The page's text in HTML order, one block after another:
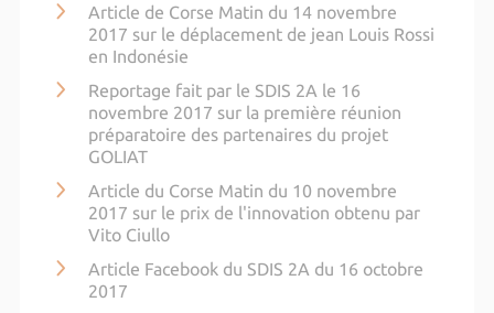
Article de Corse Matin du 14 novembre
2017 sur le déplacement de jean Louis Rossi
en Indonésie
Reportage fait par le SDIS 2A le 16
novembre 2017 sur la première réunion
préparatoire des partenaires du projet
GOLIAT
Article du Corse Matin du 10 novembre
2017 sur le prix de l'innovation obtenu par
Vito Ciullo
Article Facebook du SDIS 2A du 16 octobre
2017